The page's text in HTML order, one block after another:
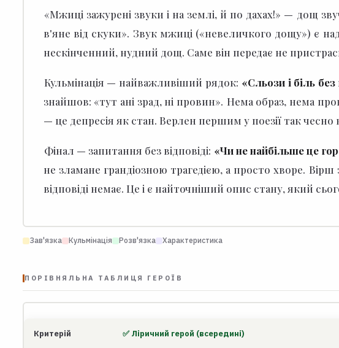
«Мжиці зажурені звуки і на землі, й по дахах!» — дощ
в'яне від скуки». Звук мжиці («невеличкого дощу») є
нескінченний, нудний дощ. Саме він передає не
Кульмінація — найважливіший рядок: «Сльози і біль
знайшов: «тут ані зрад, ні провин». Нема образ, нема
— це депресія як стан. Верлен першим у поезії так чесно
Фінал — запитання без відповіді: «Чи не найбільше це
не зламане грандіозною трагедією, а просто хворе. Вірш
відповіді немає. Це і є найточніший опис стану, який
Зав'язка Кульмінація Розв'язка Характеристика
ПОРІВНЯЛЬНА ТАБЛИЦЯ ГЕРОЇВ
Критерій ✅ Ліричний герой (всередині)